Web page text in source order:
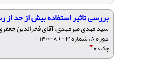
بررسی تاثیر استفاده بیش از حد از
سید مهدی میرمهدی، آقای فخرالدین
دوره ۸، شماره ۳ - ( ۸-۱۴۰۰ )
چکیده